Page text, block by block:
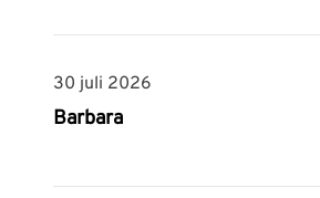
30 juli 2026
30 juli 2026
Barbara